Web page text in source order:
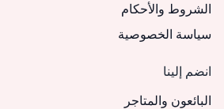
الشروط والأحكام
سياسة الخصوصية
انضم إلينا
البائعون والمتاجر